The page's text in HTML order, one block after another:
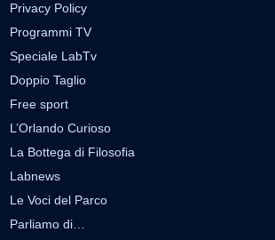
Privacy Policy
Programmi TV
Speciale LabTv
Doppio Taglio
Free sport
L’Orlando Curioso
La Bottega di Filosofia
Labnews
Le Voci del Parco
Parliamo di…